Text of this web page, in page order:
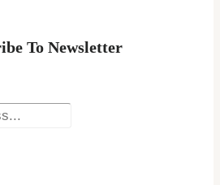
To Newsletter